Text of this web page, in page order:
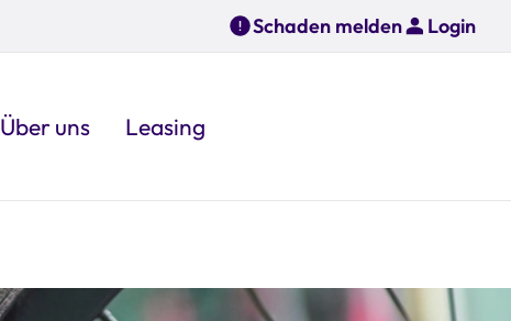
Schaden melden Login
Über uns Leasing